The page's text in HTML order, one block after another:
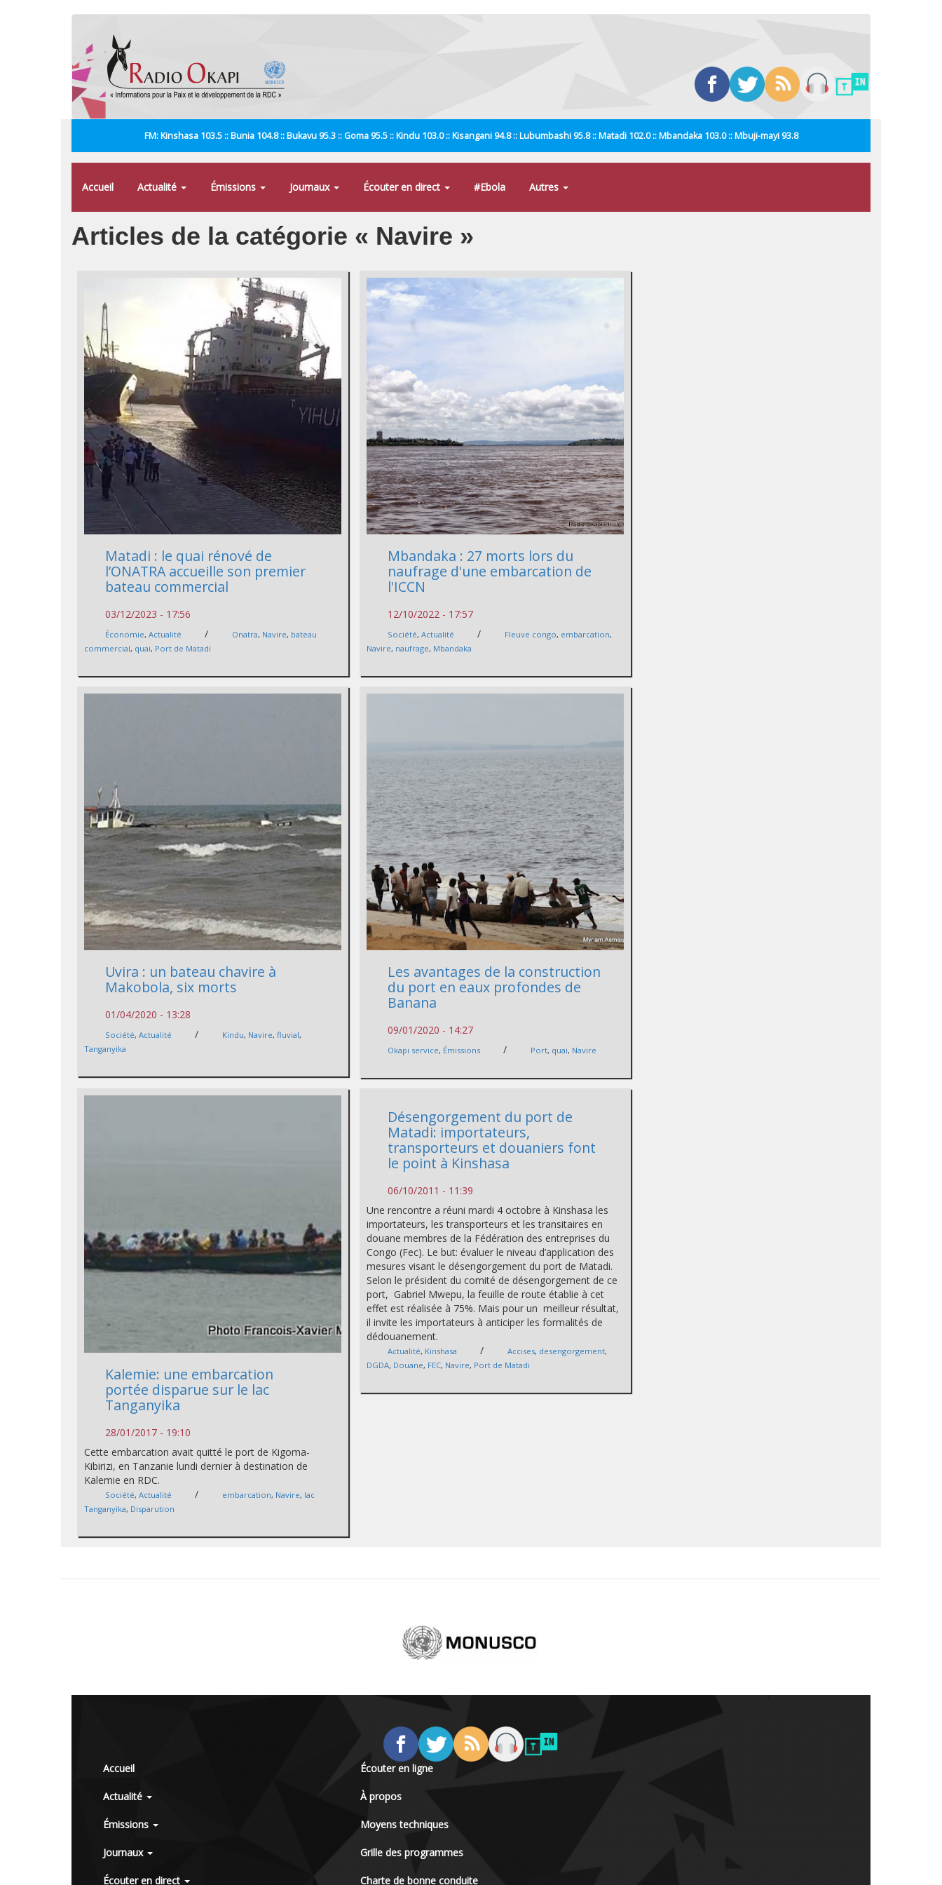
FM: Kinshasa 103.5 :: Bunia 104.8 :: Bukavu 95.3 :: Goma 95.5 :: Kindu 103.0 :: Kisangani 94.8 :: Lubumbashi 95.8 :: Matadi 102.0 :: Mbandaka 103.0 :: Mbuji-mayi 93.8
Accueil Actualité Émissions Journaux Écouter en direct #Ebola Autres
Articles de la catégorie « Navire »
Matadi : le quai rénové de
l’ONATRA accueille son premier
bateau commercial
03/12/2023 - 17:56
Économie,Actualité / Onatra, Navire, bateau
commercial, quai, Port de Matadi
Mbandaka : 27 morts lors du
naufrage d'une embarcation de
l'ICCN
12/10/2022 - 17:57
Société,Actualité / Fleuve congo, embarcation,
Navire, naufrage, Mbandaka
Uvira : un bateau chavire à
Makobola, six morts
01/04/2020 - 13:28
Société,Actualité / Kindu, Navire,fluvial,
Tanganyika
Les avantages de la construction
du port en eaux profondes de
Banana
09/01/2020 - 14:27
Okapi service, Émissions / Port, quai, Navire
Kalemie: une embarcation
portée disparue sur le lac
Tanganyika
28/01/2017 - 19:10
Cette embarcation avait quitté le port de Kigoma-
Kibirizi, en Tanzanie lundi dernier à destination de
Kalemie en RDC.
Société,Actualité / embarcation, Navire, lac
Tanganyika, Disparution
Désengorgement du port de
Matadi: importateurs,
transporteurs et douaniers font
le point à Kinshasa
06/10/2011 - 11:39
Une rencontre a réuni mardi 4 octobre à Kinshasa les
importateurs, les transporteurs et les transitaires en
douane membres de la Fédération des entreprises du
Congo (Fec). Le but: évaluer le niveau d’application des
mesures visant le désengorgement du port de Matadi.
Selon le président du comité de désengorgement de ce
port, Gabriel Mwepu, la feuille de route établie à cet
effet est réalisée à 75%. Mais pour un meilleur résultat,
il invite les importateurs à anticiper les formalités de
dédouanement.
Actualité, Kinshasa / Accises, desengorgement,
DGDA, Douane, FEC, Navire, Port de Matadi
Accueil
Actualité
Émissions
Journaux
Écouter en direct
Écouter en ligne
À propos
Moyens techniques
Grille des programmes
Charte de bonne conduite